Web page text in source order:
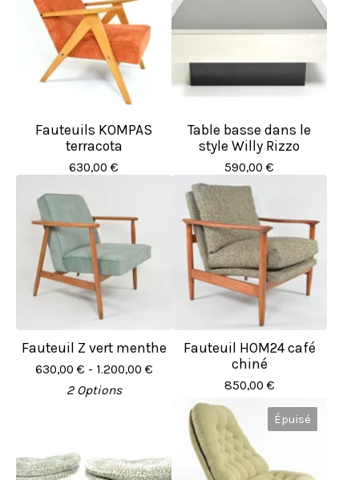
Fauteuils KOMPAS
terracota
630,00 €
Table basse dans le
style Willy Rizzo
590,00 €
Fauteuil Z vert menthe
630,00 € - 1.200,00 €
2 Options
Fauteuil HOM24 café
chiné
850,00 €
Épuisé